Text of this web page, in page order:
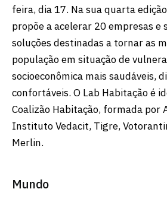
feira, dia 17. Na sua quarta
propõe a acelerar 20 empresas e
soluções destinadas a tornar as
população em situação de
socioeconômica mais saudáveis,
confortáveis. O Lab Habitação é
Coalizão Habitação, formada por
Instituto Vedacit, Tigre,
Merlin.
Mundo